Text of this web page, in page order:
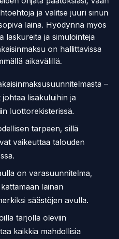
ja valitse juuri sinun
laina. Hyödynnä myös
laskureita ja simulointeja
on hallittavissa
aikavälillä.
–
lisäkuluihin ja
luottorekisterissä.
tarpeen, sillä
vaikeuttaa talouden
on varasuunnitelma,
lainan
säästöjen avulla.
tarjolla oleviin
kaikkia mahdollisia